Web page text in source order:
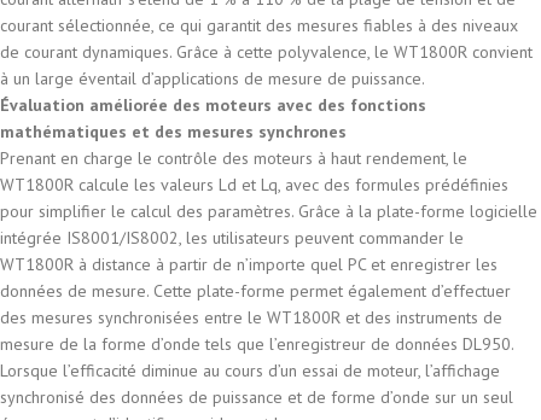
courant sélectionnée, ce qui garantit des mesures fiables à des niveaux
de courant dynamiques. Grâce à cette polyvalence, le WT1800R convient
à un large éventail d’applications de mesure de puissance.
Évaluation améliorée des moteurs avec des fonctions
mathématiques et des mesures synchrones
Prenant en charge le contrôle des moteurs à haut rendement, le
WT1800R calcule les valeurs Ld et Lq, avec des formules prédéfinies
pour simplifier le calcul des paramètres. Grâce à la plate-forme logicielle
intégrée IS8001/IS8002, les utilisateurs peuvent commander le
WT1800R à distance à partir de n’importe quel PC et enregistrer les
données de mesure. Cette plate-forme permet également d’effectuer
des mesures synchronisées entre le WT1800R et des instruments de
mesure de la forme d’onde tels que l’enregistreur de données DL950.
Lorsque l’efficacité diminue au cours d’un essai de moteur, l’affichage
synchronisé des données de puissance et de forme d’onde sur un seul